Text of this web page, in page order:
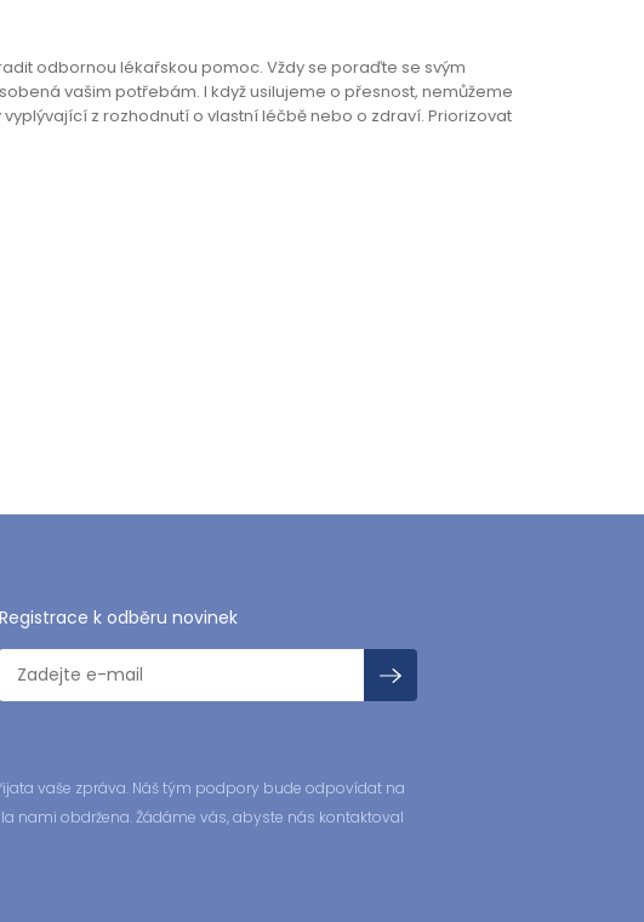
odbornou lékařskou pomoc. Vždy se poraďte se svým
vašim potřebám. I když usilujeme o přesnost, nemůžeme
z rozhodnutí o vlastní léčbě nebo o zdraví. Priorizovat
Registrace k odběru novinek
vaše zpráva. Náš tým podpory bude odpovídat na
nami obdržena. Žádáme vás, abyste nás kontaktoval